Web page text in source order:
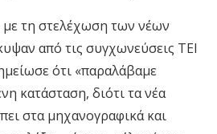
με τη στελέχωση των νέων
από τις συγχωνεύσεις ΤΕΙ
ότι «παραλάβαμε
κατάσταση, διότι τα νέα
στα μηχανογραφικά και